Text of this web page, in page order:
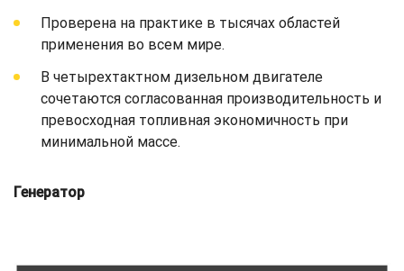
Проверена на практике в тысячах областей
применения во всем мире.
В четырехтактном дизельном двигателе
сочетаются согласованная производительность и
превосходная топливная экономичность при
минимальной массе.
Генератор